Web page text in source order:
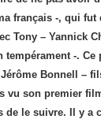
français -, qui fut
Tony – Yannick
tempérament -.
Bonnell –
vu son premier
de le suivre. Il y a